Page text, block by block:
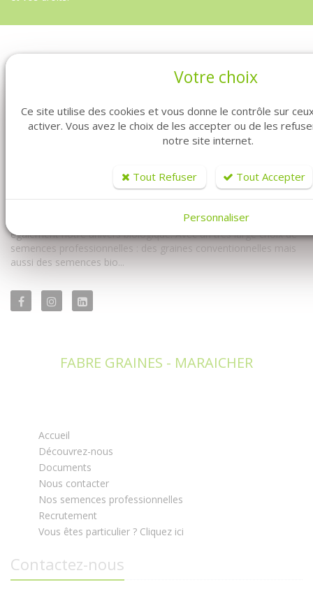
bon endroit. Fabre Graines vous propose la vente de graines en
ligne pour vous les professionnels.
Vous y trouverez à la fois notre univers conventionnel mais
également notre univers biologique. Avec un très large choix de
semences professionnelles : des graines conventionnelles mais
aussi des semences bio...
FABRE GRAINES - MARAICHER
Accueil
Découvrez-nous
Documents
Nous contacter
Nos semences professionnelles
Recrutement
Vous êtes particulier ? Cliquez ici
Contactez-nous
Votre choix
Ce site utilise des cookies et vous donne le contrôle sur
activer. Vous avez le choix de les accepter ou de les
notre site internet.
Tout Refuser Tout Accepter
Personnaliser